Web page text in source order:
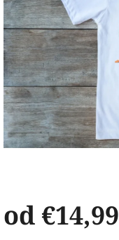
od €14,99